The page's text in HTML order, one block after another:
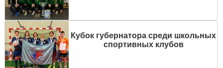
Кубок губернатора среди школьных
спортивных клубов